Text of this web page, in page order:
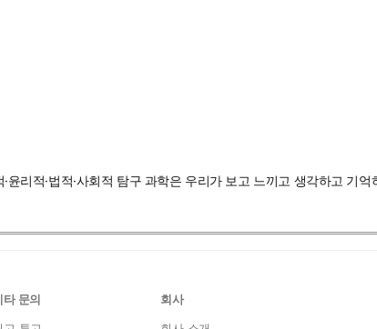
리적·법적·사회적 탐구 과학은 우리가 보고 느끼고 생각하고 기
타 문의
회사